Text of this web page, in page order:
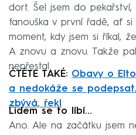
dort. Šel jsem do
fanouška v první řadě, ať
moment, kdy jsem si říkal,
A znovu a znovu. Takže
nepřestal.
ČTĚTE TAKÉ: Obavy o
a nedokáže se
zbývá, řekl
Lidem se to líbí...
Ano. Ale na začátku jsem